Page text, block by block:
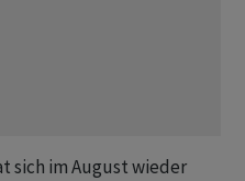
sich im August wieder